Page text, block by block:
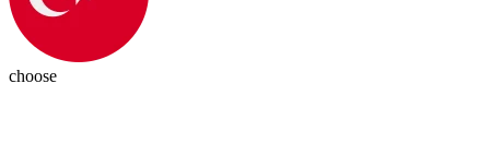
choose